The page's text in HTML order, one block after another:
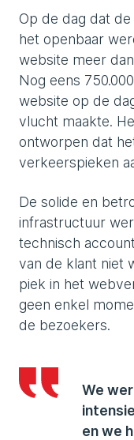
Op de dag dat
het openbaar
website meer
Nog eens
website op de
vlucht maakte.
ontworpen dat
verkeerspieken
De solide en
infrastructuur
technisch
van de klant niet
piek in het
geen enkel
de bezoekers.
We
en we